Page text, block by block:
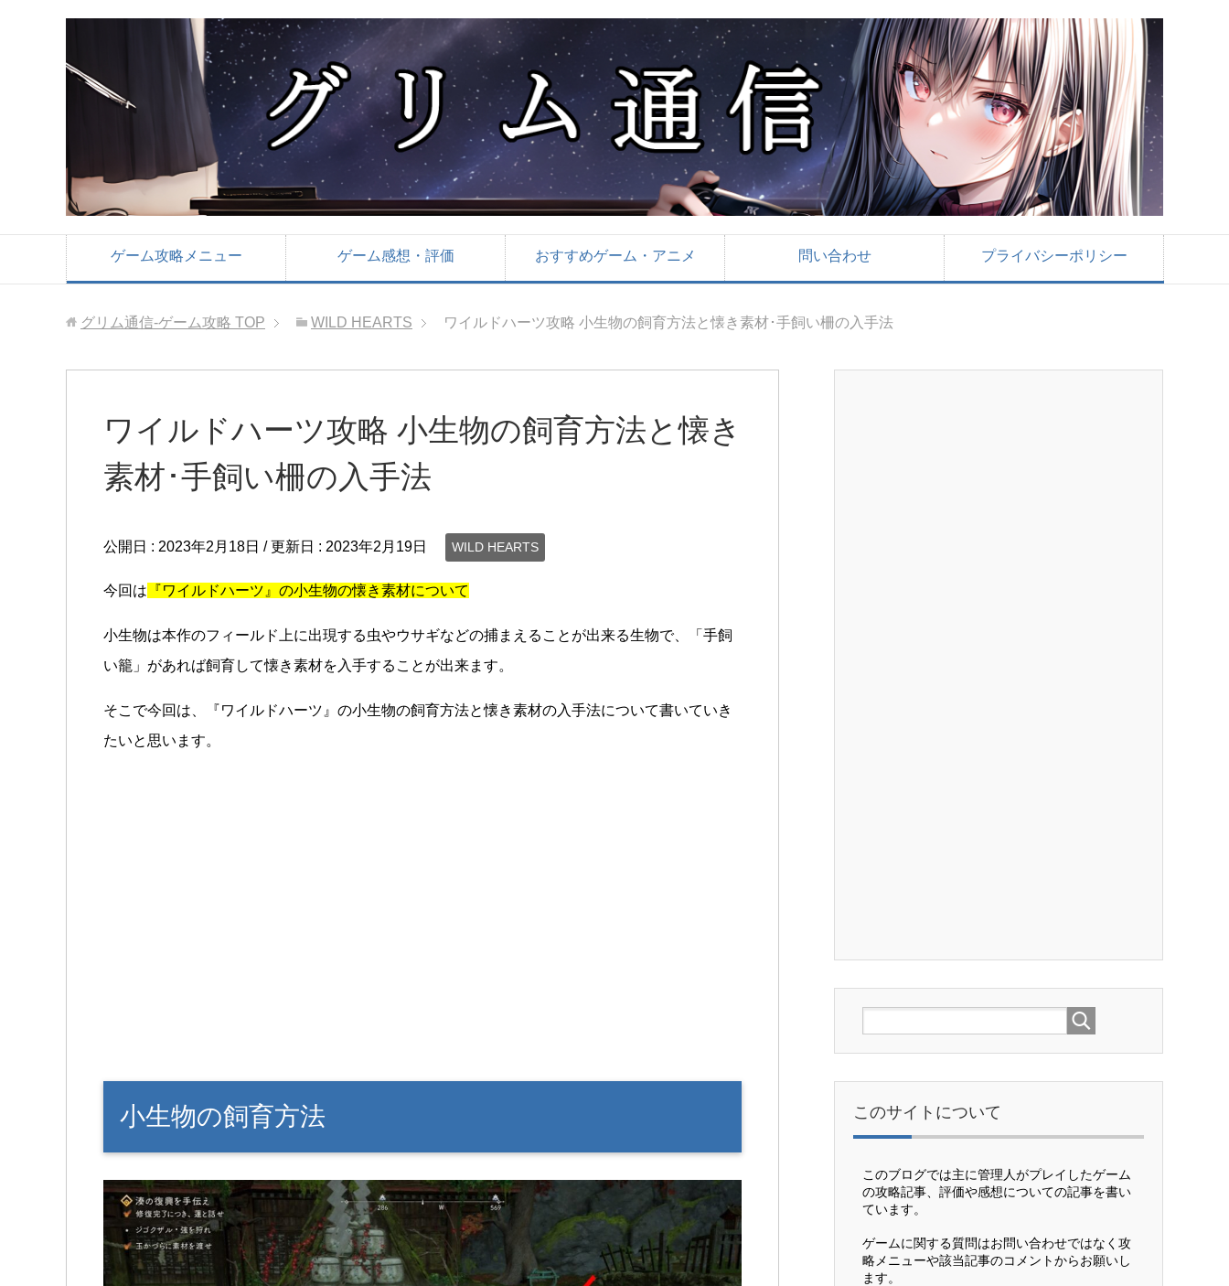
ゲーム攻略メニュー ゲーム感想・評価 おすすめゲーム・アニメ 問い合わせ プライバシーポリシー
グリム通信-ゲーム攻略 TOP WILD HEARTS ワイルドハーツ攻略 小生物の飼育方法と懐き素材･手飼い柵の入手法
ワイルドハーツ攻略 小生物の飼育方法と懐き
素材･手飼い柵の入手法
公開日 : 2023年2月18日 / 更新日 : 2023年2月19日 WILD HEARTS
今回は 『ワイルドハーツ』の小生物の懐き素材について
小生物は本作のフィールド上に出現する虫やウサギなどの捕まえることが出来る生物で、「手飼
い籠」があれば飼育して懐き素材を入手することが出来ます。
そこで今回は、『ワイルドハーツ』の小生物の飼育方法と懐き素材の入手法について書いていき
たいと思います。
小生物の飼育方法 このサイトについて
このブログでは主に管理人がプレイしたゲーム
の攻略記事、評価や感想についての記事を書い
ています。
ゲームに関する質問はお問い合わせではなく攻
略メニューや該当記事のコメントからお願いし
ます。